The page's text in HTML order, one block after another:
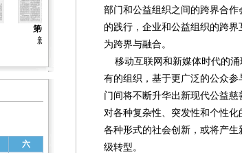
第04版
新闻
第05版
新闻
第06版
六
部门和公益组织之间的跨界合
的践行，企业和公益组织的跨
为跨界与融合。
移动互联网和新媒体时代的涌
有的组织，基于更广泛的公众
门间将不断升华出新现代公益
对各种复杂性、突发性和个性
各种形式的社会创新，或将产
级转型。